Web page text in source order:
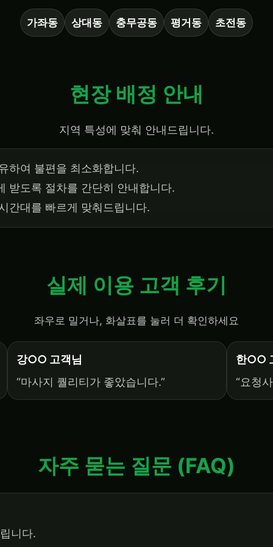
가좌동 상대동 충무공동 평거동 초전동
현장 배정 안내
지역 특성에 맞춰 안내드립니다.
하여 불편을 최소화합니다.
받도록 절차를 간단히 안내합니다.
간대를 빠르게 맞춰드립니다.
실제 이용 고객 후기
좌우로 밀거나, 화살표를 눌러 더 확인하세요
강○○ 고객님
“마사지 퀄리티가 좋았습니다.”
한○○
“요청
자주 묻는 질문 (FAQ)
니다.